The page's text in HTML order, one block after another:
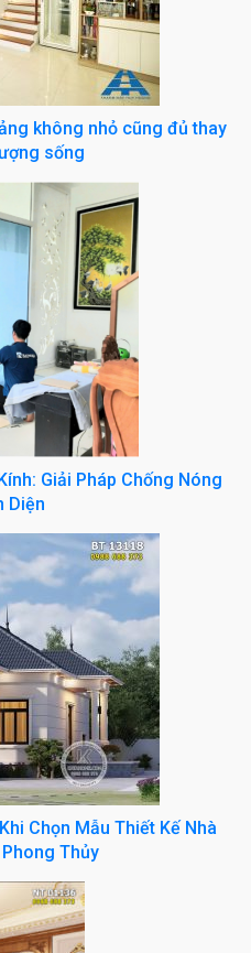
không nhỏ cũng đủ thay
sống
Giải Pháp Chống Nóng
Diện
Chọn Mẫu Thiết Kế Nhà
Thủy